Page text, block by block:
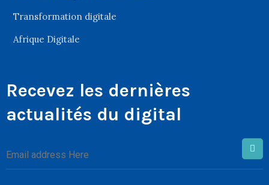
Transformation digitale
Afrique Digitale
Recevez les dernières
actualités du digital